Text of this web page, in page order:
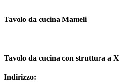
Tavolo da cucina Mameli
Tavolo da cucina con struttura a X
Indirizzo: